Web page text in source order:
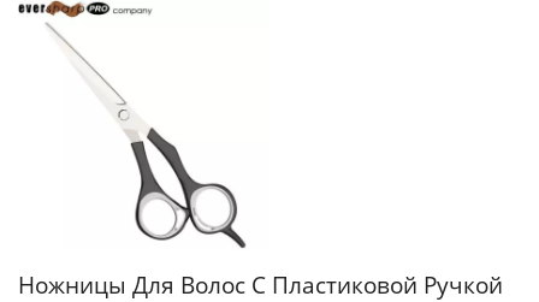
Ножницы Для Волос С Пластиковой Ручкой